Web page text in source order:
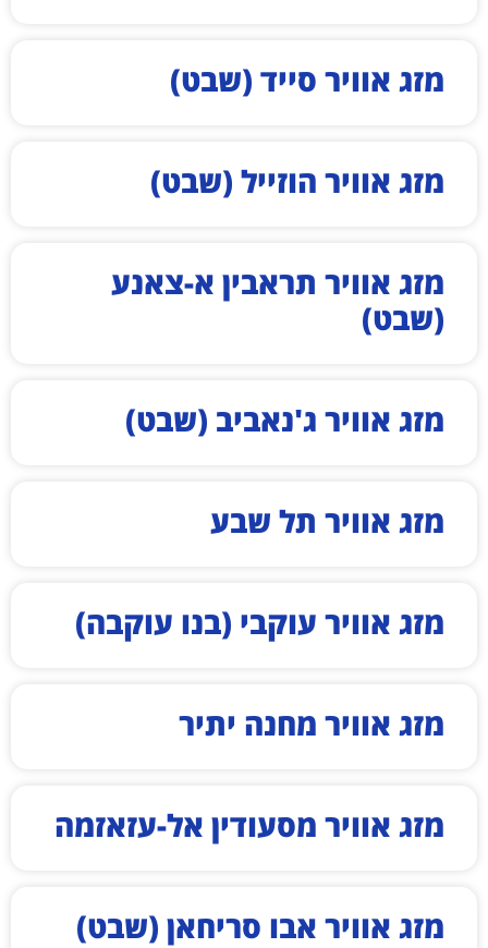
מזג אוויר סייד (שבט)
מזג אוויר הוזייל (שבט)
מזג אוויר תראבין א-צאנע
(שבט)
מזג אוויר ג'נאביב (שבט)
מזג אוויר תל שבע
מזג אוויר עוקבי (בנו עוקבה)
מזג אוויר מחנה יתיר
מזג אוויר מסעודין אל-עזאזמה
מזג אוויר אבו סריחאן (שבט)